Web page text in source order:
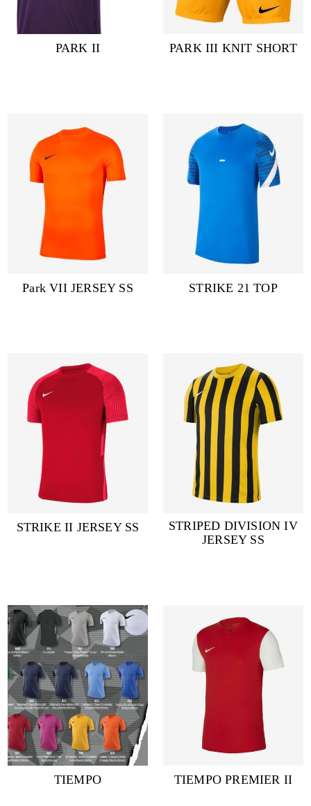
PARK II PARK III KNIT SHORT
Park VII JERSEY SS STRIKE 21 TOP
STRIKE II JERSEY SS
STRIPED DIVISION IV
JERSEY SS
TIEMPO TIEMPO PREMIER II